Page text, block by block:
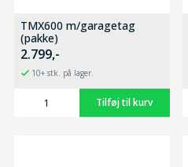
TMX600 m/garagetag
(pakke)
2.799,-
10+ stk. på lager.